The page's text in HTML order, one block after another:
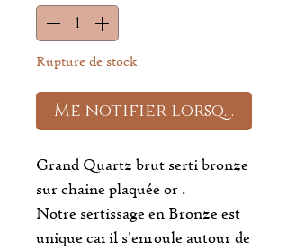
Rupture de stock
Me notifier lorsque
Grand Quartz brut serti bronze
sur chaine plaquée or .
Notre sertissage en Bronze est
unique car il s'enroule autour de